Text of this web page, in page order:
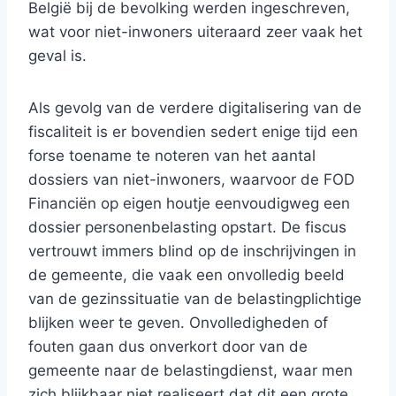
België bij de bevolking werden ingeschreven,
wat voor niet-inwoners uiteraard zeer vaak het
geval is.
Als gevolg van de verdere digitalisering van de
fiscaliteit is er bovendien sedert enige tijd een
forse toename te noteren van het aantal
dossiers van niet-inwoners, waarvoor de FOD
Financiën op eigen houtje eenvoudigweg een
dossier personenbelasting opstart. De fiscus
vertrouwt immers blind op de inschrijvingen in
de gemeente, die vaak een onvolledig beeld
van de gezinssituatie van de belastingplichtige
blijken weer te geven. Onvolledigheden of
fouten gaan dus onverkort door van de
gemeente naar de belastingdienst, waar men